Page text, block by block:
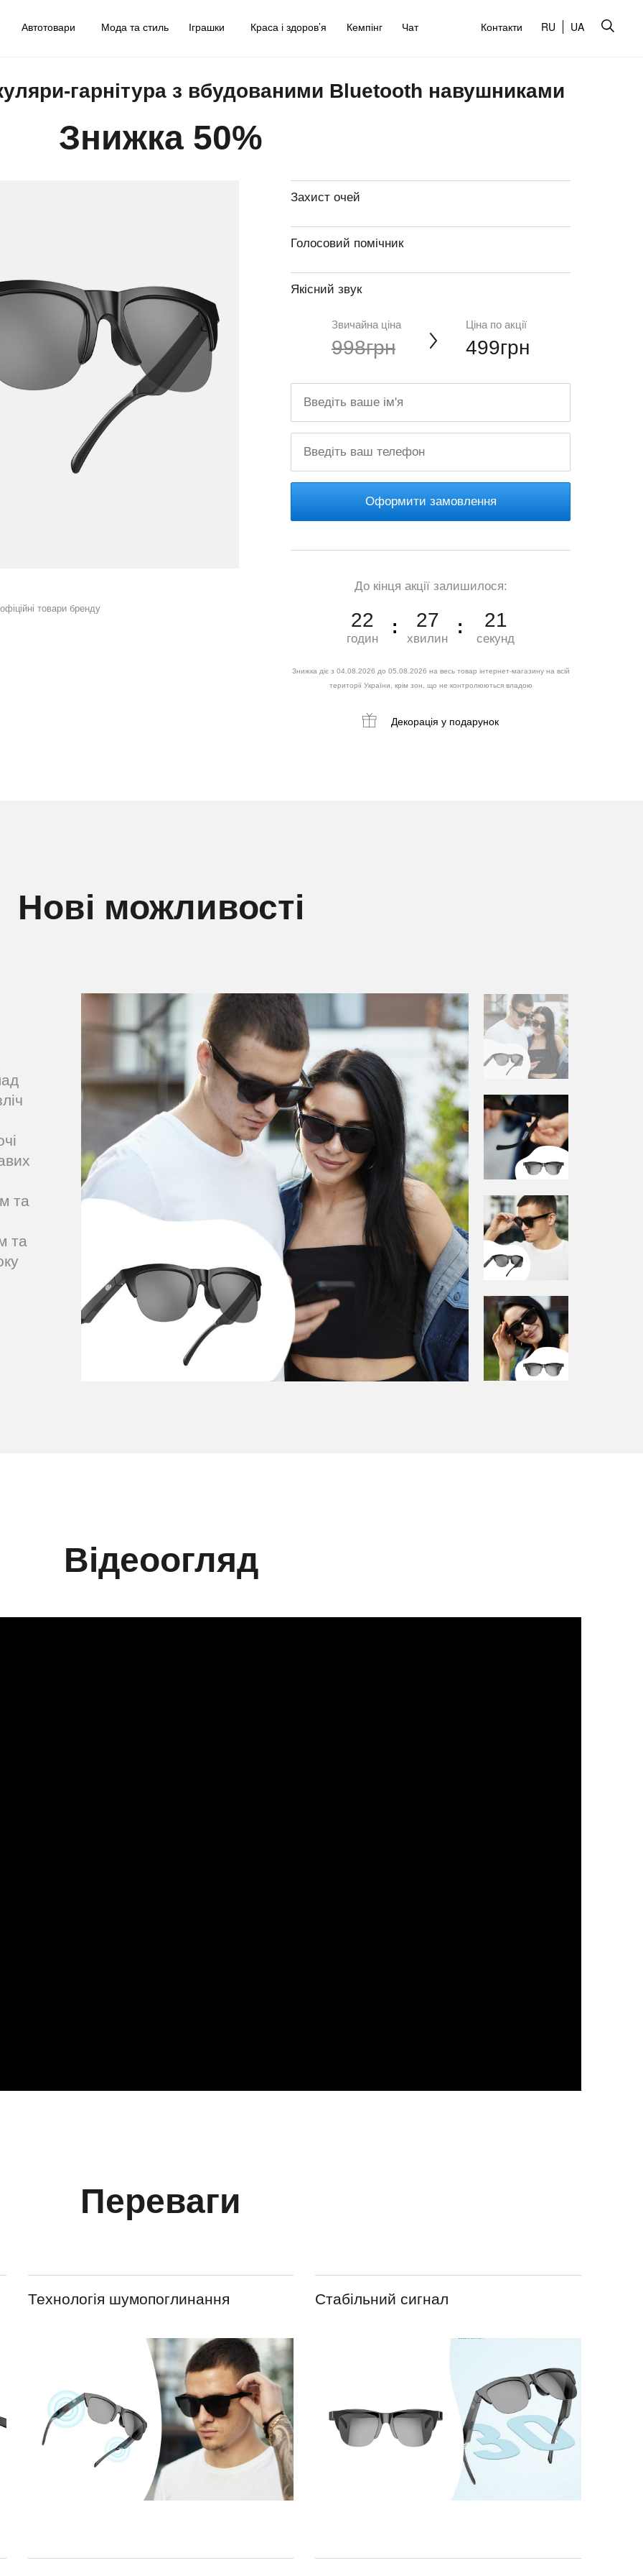
Автотовари Мода та стиль Іграшки Краса і здоров’я Кемпінг Чат Контакти RU UA
гарнітура з вбудованими Bluetooth навушниками
Знижка 50%
товари бренду
Захист очей
Голосовий помічник
Якісний звук
Звичайна ціна
998грн
Ціна по акції
499грн
Оформити замовлення
До кінця акції залишилося:
22
годин
27
хвилин
20
секунд
Знижка діє з 04.08.2026 до 05.08.2026 на весь товар інтернет-магазину на всій
території України, крім зон, що не контролюються владою
Декорація у подарунок
Нові можливості
та
та
Відеоогляд
Переваги
Технологія шумопоглинання Стабільний сигнал